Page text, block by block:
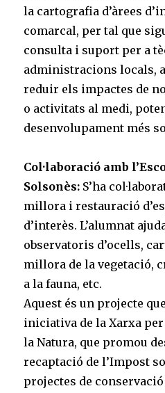
la cartografia d’àrees
comarcal, per tal que
consulta i suport per a
administracions locals,
reduir els impactes de
o activitats al medi,
desenvolupament més
Col·laboració amb
Solsonès: S’ha
millora i restauració
d’interès. L’alumnat
observatoris d’ocells,
millora de la vegetació,
a la fauna, etc.
Aquest és un projecte
iniciativa de la Xarxa
la Natura, que promou
recaptació de l’Impost
projectes de